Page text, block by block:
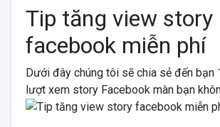
Tip tăng view story
facebook miễn phí
Dưới đây chúng tôi sẽ chia sẻ đến bạn
lượt xem story Facebook màn bạn